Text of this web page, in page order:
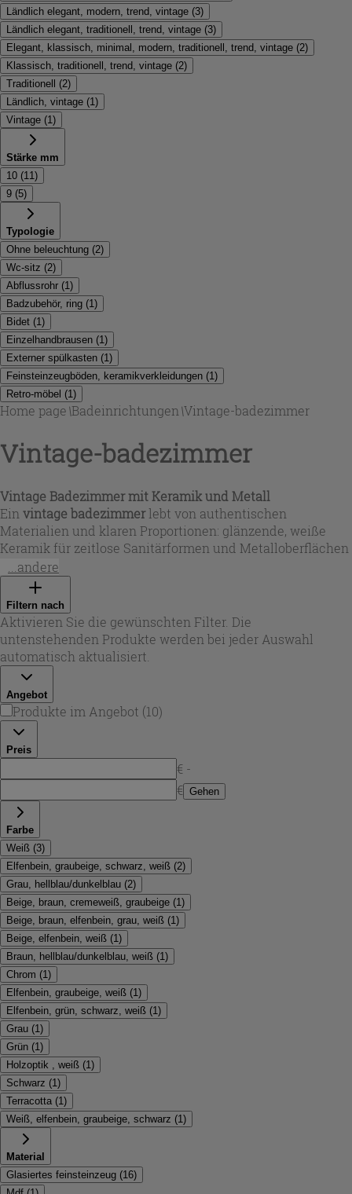
Ländlich elegant, modern, trend, vintage (3)
Ländlich elegant, traditionell, trend, vintage (3)
Elegant, klassisch, minimal, modern, traditionell, trend, vintage (2)
Klassisch, traditionell, trend, vintage (2)
Traditionell
(2)
Ländlich, vintage (1)
Vintage (1)
Stärke mm
10 (11)
9 (5)
Typologie
Ohne beleuchtung (2)
Wc-sitz (2)
Abflussrohr (1)
Badzubehör, ring (1)
Bidet (1)
Einzelhandbrausen (1)
Externer spülkasten (1)
Feinsteinzeugböden, keramikverkleidungen (1)
Retro-möbel (1)
Home page\Badeinrichtungen \Vintage-badezimmer
Vintage-badezimmer
Vintage Badezimmer mit Keramik und Metall
Ein vintage badezimmerlebt von authentischen
Materialien und klaren Proportionen: glänzende, weiße
Keramik für zeitlose Sanitärformen und Metalloberflächen
in Chrom oder Messingoptik für den klassischen Akzent. In
dieser Auswahl finden Sie Lösungen, die den
vintage-Charakter unterstützen – von funktionalen
Anschlüssen bis zu eleganten Gestellen – und dabei auf
langlebige Verarbeitung setzen. So entsteht ein stimmiger
Look, der nostalgisch wirkt, aber im Alltag modern
funktioniert.
...andere
Filtern nach
Aktivieren Sie die gewünschten Filter. Die
untenstehenden Produkte werden bei jeder Auswahl
automatisch aktualisiert.
Angebot
Produkte im Angebot (10)
Preis
€ -
€ Gehen
Farbe
Weiß (3)
Elfenbein, graubeige, schwarz, weiß (2)
Grau, hellblau/dunkelblau (2)
Beige, braun, cremeweiß, graubeige (1 )
Beige, braun, elfenbein, grau, weiß (1 )
Beige, elfenbein, weiß (1 )
Braun, hellblau/dunkelblau, weiß (1 )
Chrom (1 )
Elfenbein, graubeige, weiß (1 )
Elfenbein, grün, schwarz, weiß (1 )
Grau (1 )
Grün (1 )
Holzoptik , weiß (1 )
Schwarz (1 )
Terracotta (1 )
Weiß, elfenbein, graubeige, schwarz (1 )
Material
Glasiertes feinsteinzeug (16)